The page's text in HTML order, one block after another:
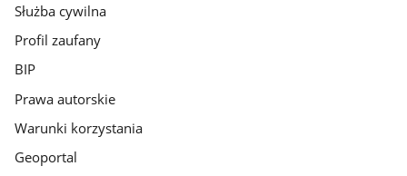
Służba cywilna
Profil zaufany
BIP
Prawa autorskie
Warunki korzystania
Geoportal